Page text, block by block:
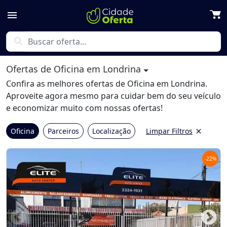
menu
search
Ofertas de Oficina em Londrina
Confira as melhores ofertas de Oficina em Londrina.
Aproveite agora mesmo para cuidar bem do seu veículo
e economizar muito com nossas ofertas!
Oficina Parceiros Localização Limpar Filtros close
-22%